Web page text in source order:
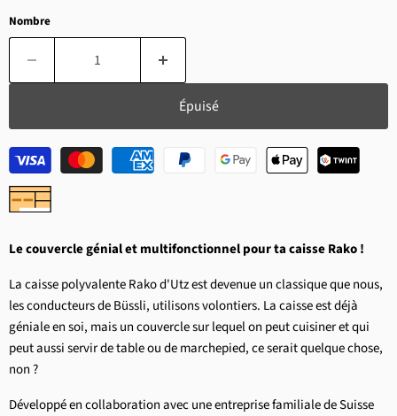
Nombre
Épuisé
Le couvercle génial et multifonctionnel pour ta caisse Rako !
La caisse polyvalente Rako d'Utz est devenue un classique que nous,
les conducteurs de Büssli, utilisons volontiers. La caisse est déjà
géniale en soi, mais un couvercle sur lequel on peut cuisiner et qui
peut aussi servir de table ou de marchepied, ce serait quelque chose,
non ?
Développé en collaboration avec une entreprise familiale de Suisse